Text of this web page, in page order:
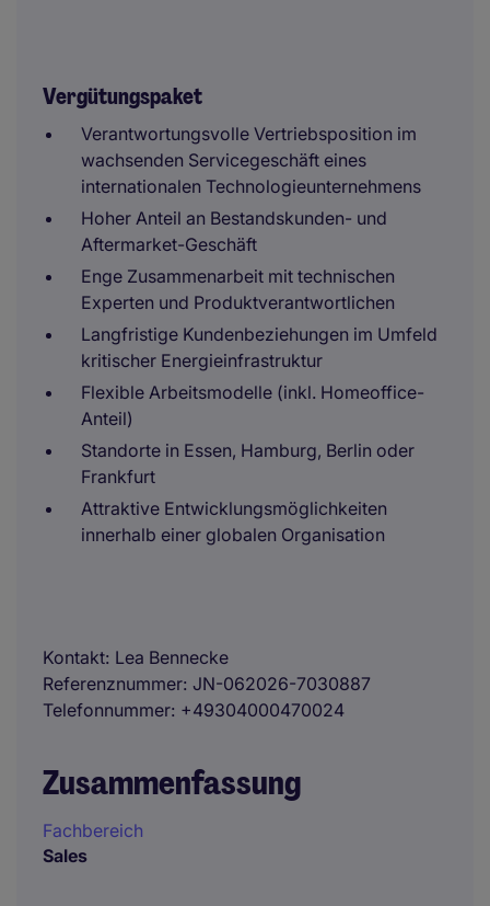
Vergütungspaket
Verantwortungsvolle Vertriebsposition im
wachsenden Servicegeschäft eines
internationalen Technologieunternehmens
Hoher Anteil an Bestandskunden- und
Aftermarket-Geschäft
Enge Zusammenarbeit mit technischen
Experten und Produktverantwortlichen
Langfristige Kundenbeziehungen im Umfeld
kritischer Energieinfrastruktur
Flexible Arbeitsmodelle (inkl. Homeoffice-
Anteil)
Standorte in Essen, Hamburg, Berlin oder
Frankfurt
Attraktive Entwicklungsmöglichkeiten
innerhalb einer globalen Organisation
Kontakt Lea Bennecke
Referenznummer JN-062026-7030887
Telefonnummer +49304000470024
Zusammenfassung
Fachbereich
Sales